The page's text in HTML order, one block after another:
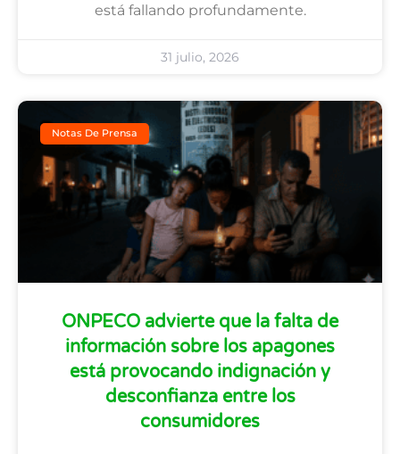
está fallando profundamente.
31 julio, 2026
Notas De Prensa
ONPECO advierte que la falta de
información sobre los apagones
está provocando indignación y
desconfianza entre los
consumidores